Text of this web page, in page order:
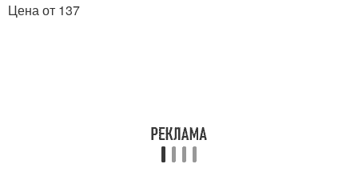
Цена от 137